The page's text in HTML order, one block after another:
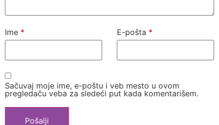
Ime * E-pošta *
Sačuvaj moje ime, e-poštu i veb mesto u ovom
pregledaču veba za sledeći put kada komentarišem.